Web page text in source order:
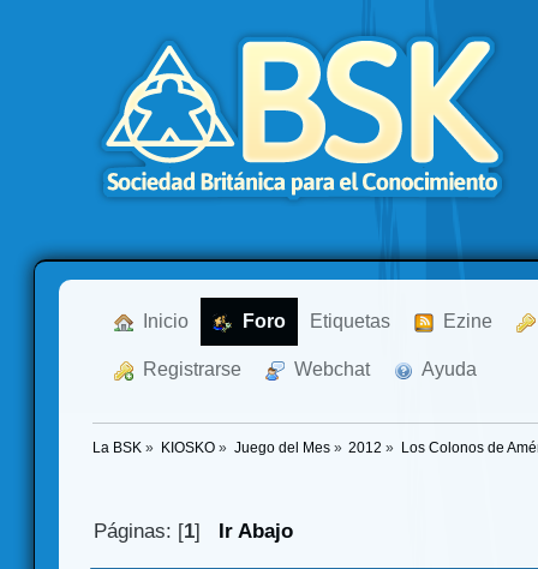
Inicio Foro Etiquetas Ezine
Registrarse Webchat Ayuda
La BSK » KIOSKO» Juego del Mes» 2012 » Los Colonos de
Páginas: [1] Ir Abajo